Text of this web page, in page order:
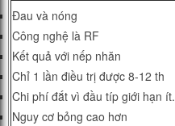
Đau và nóng
Công nghệ là RF
Kết quả với nếp nhăn
Chỉ 1 lần điều trị được 8-12 th
Chi phí đắt vì đầu típ giới hạn ít.
Nguy cơ bỏng cao hơn